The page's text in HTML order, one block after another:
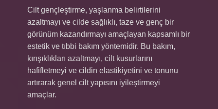
Cilt gençleştirme, yaşlanma belirtilerini
azaltmayı ve cilde sağlıklı, taze ve genç bir
görünüm kazandırmayı amaçlayan kapsamlı bir
estetik ve tıbbi bakım yöntemidir. Bu bakım,
kırışıklıkları azaltmayı, cilt kusurlarını
hafifletmeyi ve cildin elastikiyetini ve tonunu
artırarak genel cilt yapısını iyileştirmeyi
amaçlar.